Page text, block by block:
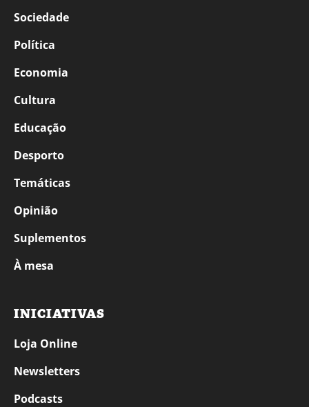
Sociedade
Política
Economia
Cultura
Educação
Desporto
Temáticas
Opinião
Suplementos
À mesa
INICIATIVAS
Loja Online
Newsletters
Podcasts